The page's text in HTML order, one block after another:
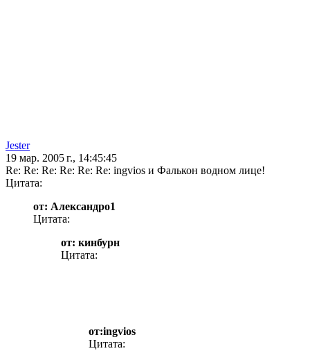
Jester
19 мар. 2005 г., 14:45:45
Re: Re: Re: Re: Re: Re: ingvios и Фалькон водном лице!
Цитата:
от: Александро1
Цитата:
от: кинбурн
Цитата:
от:ingvios
Цитата: